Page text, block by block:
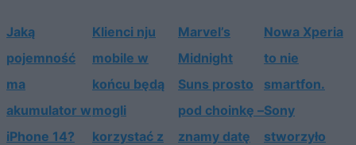
Jaką
pojemność
ma
akumulator w
iPhone 14?
Klienci nju
mobile w
końcu będą
mogli
korzystać z
Marvel’s
Midnight
Suns prosto
pod choinkę –
znamy datę
Nowa Xperia
to nie
smartfon.
Sony
stworzyło